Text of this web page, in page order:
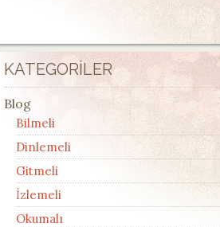
KATEGORILER
Blog
Bilmeli
Dinlemeli
Gitmeli
İzlemeli
Okumalı